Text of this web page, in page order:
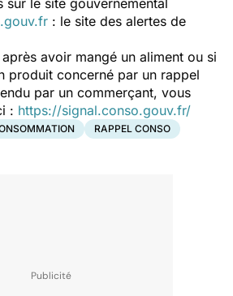
: le site des alertes de
avoir mangé un aliment ou si
produit concerné par un rappel
par un commerçant, vous
: https://signal.conso.gouv.fr/
RAPPEL CONSO